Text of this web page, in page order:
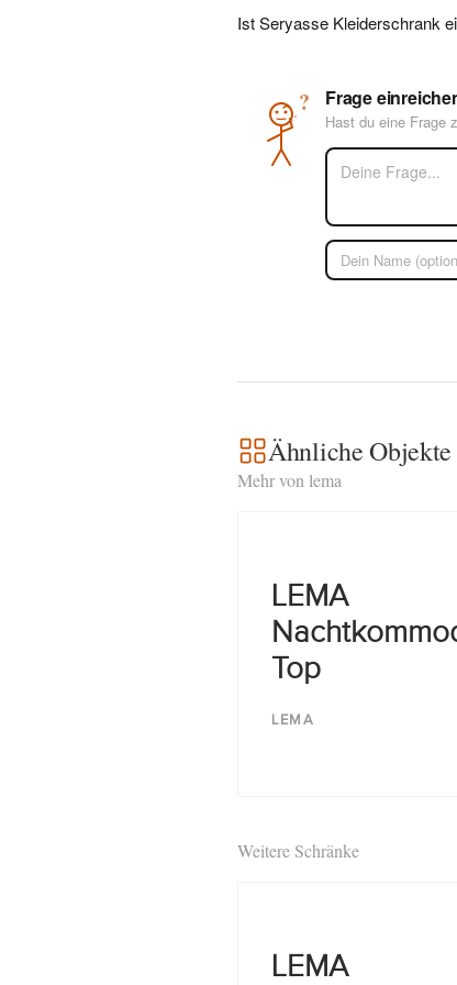
Ist Seryasse Kleiderschrank
? Frage
Hast du eine Frage
Ähnliche Objekte
Mehr von lema
LEMA
Top
LEMA
Weitere Schränke
LEMA